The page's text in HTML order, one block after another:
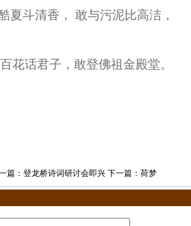
夏斗清香， 敢与污泥比高洁，
花话君子，敢登佛祖金殿堂。
篇： 登龙桥诗词研讨会即兴 下一篇： 荷梦